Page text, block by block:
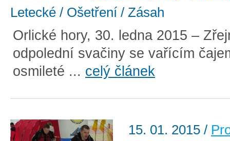
Letecké / Ošetření / Zásah
Orlické hory, 30. ledna 2015 –
odpolední svačiny se vařícím
osmileté ... celý článek
15. 01. 2015 /